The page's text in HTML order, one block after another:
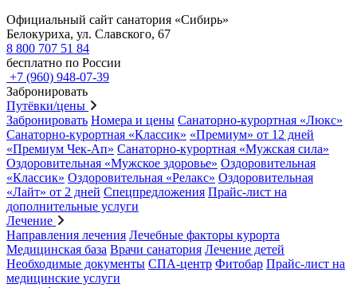
Официальный сайт санатория «Сибирь»
Белокуриха, ул. Славского, 67
8 800 707 51 84
бесплатно по России
+7 (960) 948-07-39
Забронировать
Путёвки/цены
Забронировать Номера и цены Санаторно-курортная «Люкс»
Санаторно-курортная «Классик» «Премиум» от 12 дней
«Премиум Чек-Ап» Санаторно-курортная «Мужская сила»
Оздоровительная «Мужское здоровье» Оздоровительная
«Классик» Оздоровительная «Релакс» Оздоровительная
«Лайт» от 2 дней Спецпредложения Прайс-лист на
дополнительные услуги
Лечение
Направления лечения Лечебные факторы курорта
Медицинская база Врачи санатория Лечение детей
Необходимые документы СПА-центр Фитобар Прайс-лист на
медицинские услуги